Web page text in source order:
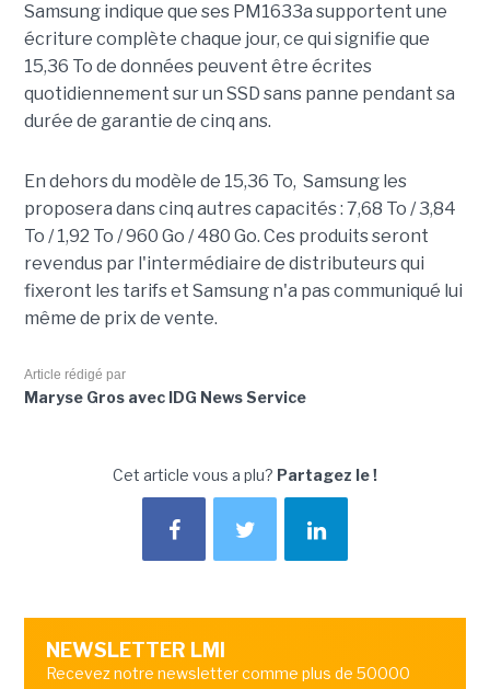
Samsung indique que ses PM1633a supportent une
écriture complète chaque jour, ce qui signifie que
15,36 To de données peuvent être écrites
quotidiennement sur un SSD sans panne pendant sa
durée de garantie de cinq ans.
En dehors du modèle de 15,36 To, Samsung les
proposera dans cinq autres capacités : 7,68 To / 3,84
To / 1,92 To / 960 Go / 480 Go. Ces produits seront
revendus par l'intermédiaire de distributeurs qui
fixeront les tarifs et Samsung n'a pas communiqué lui
même de prix de vente.
Article rédigé par
Maryse Gros avec IDG News Service
Cet article vous a plu? Partagez le !
NEWSLETTER LMI
Recevez notre newsletter comme plus de 50000